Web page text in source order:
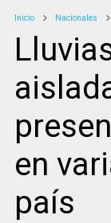
Inicio Nacionales
en
país